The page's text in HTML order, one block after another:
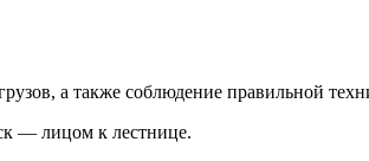
а также соблюдение правильной
— лицом к лестнице.